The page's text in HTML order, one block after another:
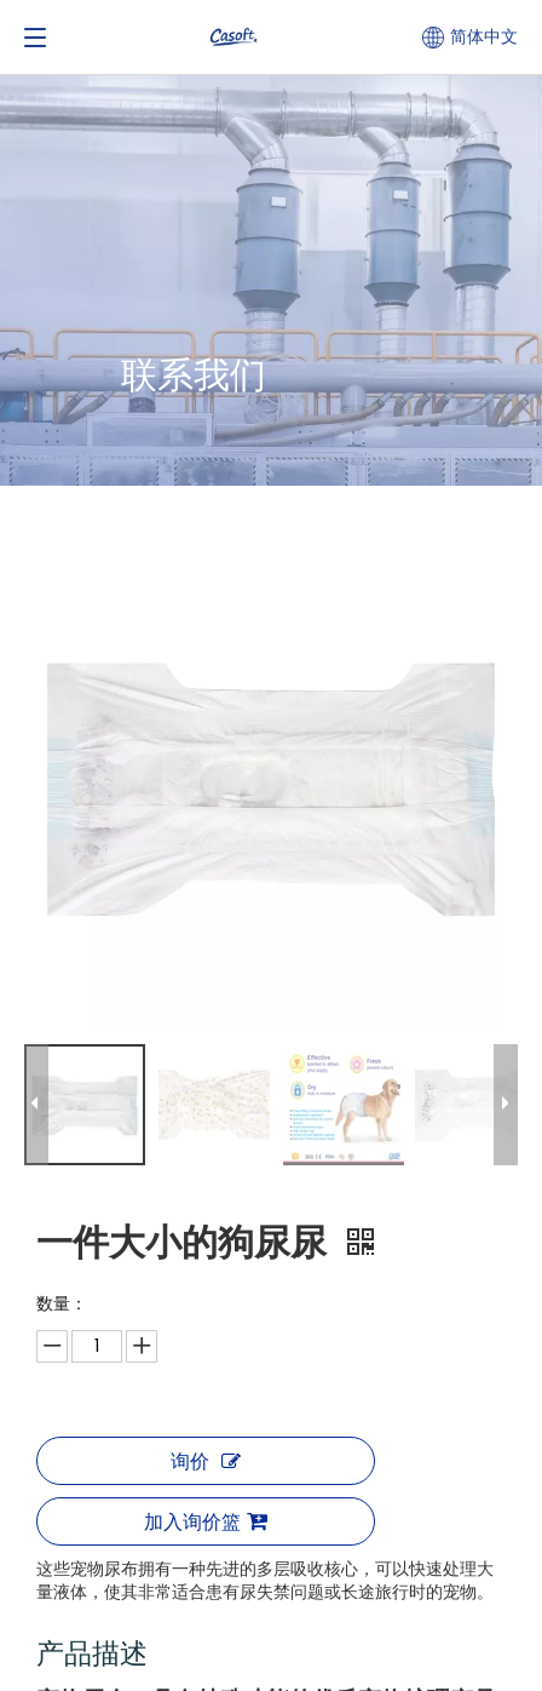
简体中文
联系我们
一件大小的狗尿尿
数量：
询价
加入询价篮
这些宠物尿布拥有一种先进的多层吸收核心，可以快速处理大
量液体，使其非常适合患有尿失禁问题或长途旅行时的宠物。
产品描述